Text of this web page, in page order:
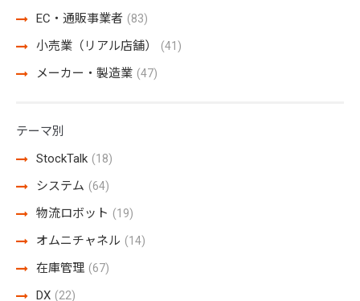
EC・通販事業者 (83)
小売業（リアル店舗） (41)
メーカー・製造業 (47)
テーマ別
StockTalk (18)
システム (64)
物流ロボット (19)
オムニチャネル (14)
在庫管理 (67)
DX (22)